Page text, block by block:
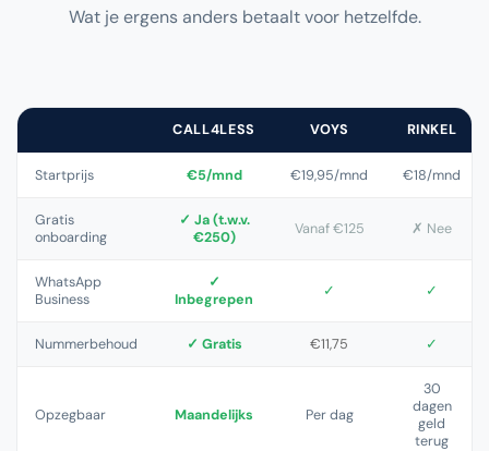
Wat je ergens anders betaalt voor hetzelfde.
CALL4LESS VOYS RINKEL
Startprijs €5/mnd €19,95/mnd €18/mnd
Gratis
onboarding
✓ Ja (t.w.v.
€250)
Vanaf €125 ✗ Nee
WhatsApp
Business
✓
Inbegrepen
✓ ✓
Nummerbehoud ✓ Gratis €11,75 ✓
Opzegbaar Maandelijks Per dag
30
dagen
geld
terug